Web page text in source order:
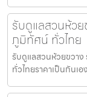
รับดูแลสวนห้ว
ภูมิทัศน์ ทั่วไทย
รับดูแลสวนห้วยขวา
ทั่วไทยราคาเป็นกันเ